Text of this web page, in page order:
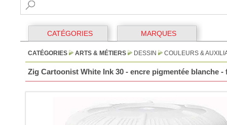
CATÉGORIES MARQUES
CATÉGORIES ARTS & MÉTIERS DESSIN COULEURS &
Zig Cartoonist White Ink 30 - encre pigmentée blanche -